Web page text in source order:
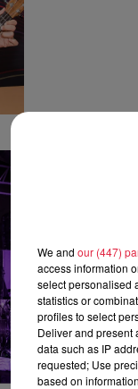
We and our (447)
access information
select personalised
statistics or
profiles to select
Deliver and present
data such as IP
requested; Use
based on